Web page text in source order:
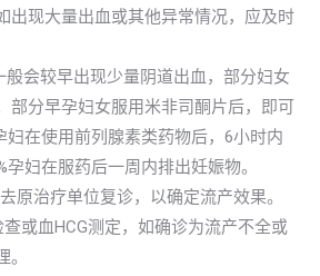
出现大量出血或其他异常情况，应及时
般会较早出现少量阴道出血，部分妇女
部分早孕妇女服用米非司酮片后，即可
妇在使用前列腺素类药物后，6小时内
妇在服药后一周内排出妊娠物。
原治疗单位复诊，以确定流产效果。
或血HCG测定，如确诊为流产不全或